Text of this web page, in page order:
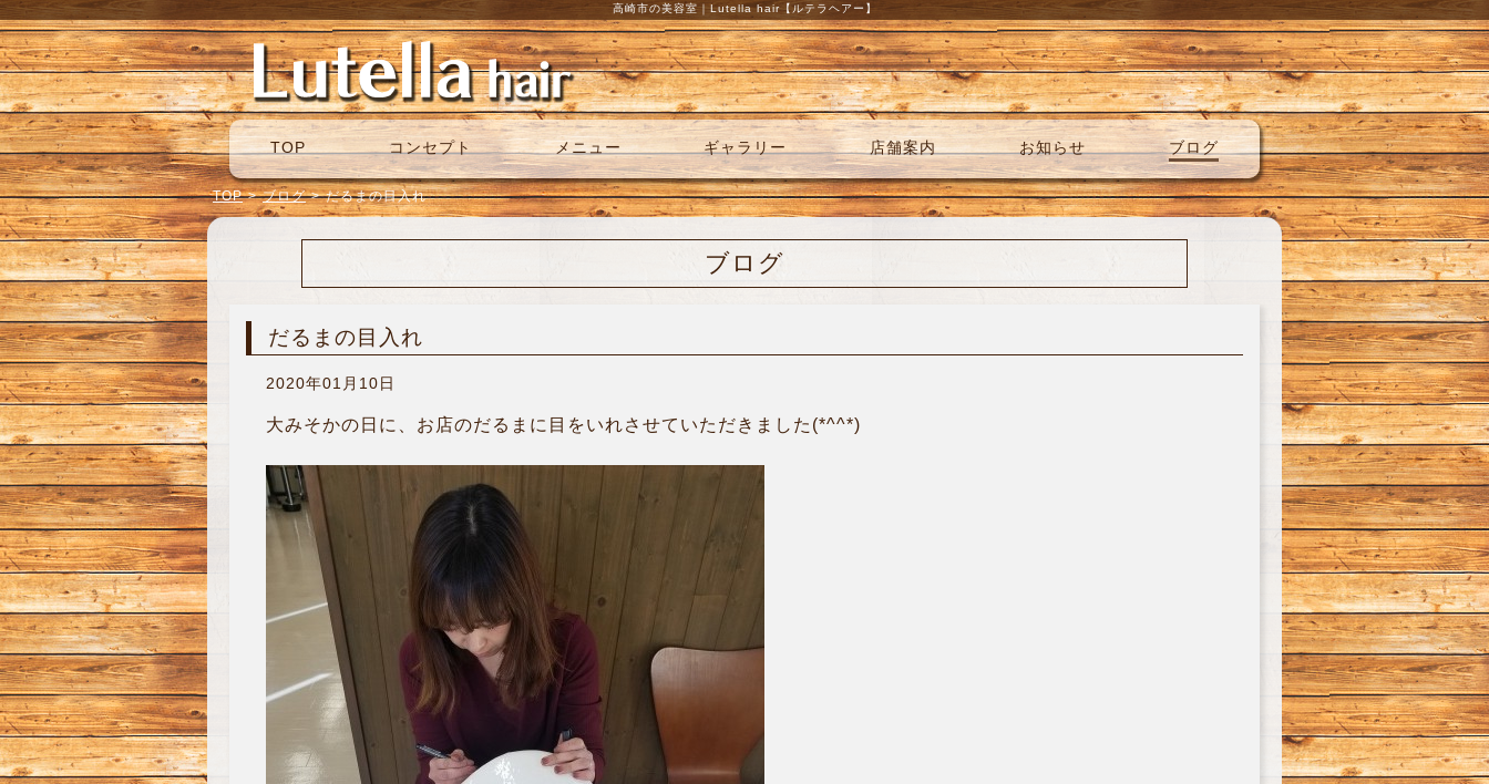
高崎市の美容室｜Lutella hair【ルテラヘアー】
TOP コンセプト メニュー ギャラリー 店舗案内 お知らせ ブログ
TOP > ブログ > だるまの目入れ
ブログ
だるまの目入れ
2020年01月10日
大みそかの日に、お店のだるまに目をいれさせていただきました(*^^*)